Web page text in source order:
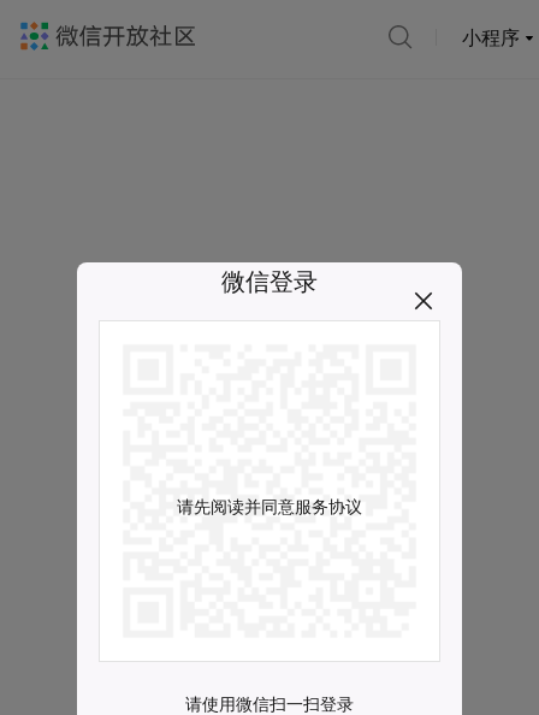
小程序
微信登录
请先阅读并同意服务协议
请使用微信扫一扫登录